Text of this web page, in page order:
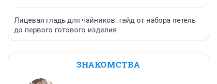
Лицевая гладь для чайников: гайд от набора петель
до первого готового изделия
ЗНАКОМСТВА